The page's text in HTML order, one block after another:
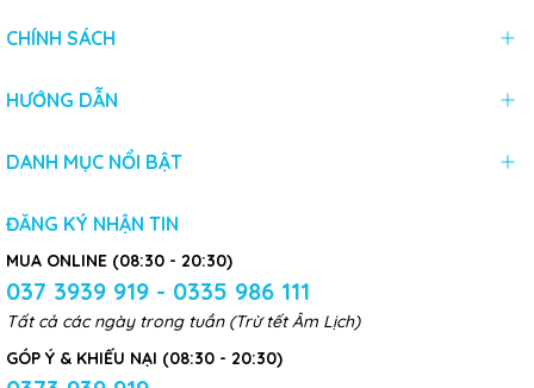
CHÍNH SÁCH
HƯỚNG DẪN
DANH MỤC NỔI BẬT
ĐĂNG KÝ NHẬN TIN
MUA ONLINE (08:30 - 20:30)
037 3939 919 - 0335 986 111
Tất cả các ngày trong tuần (Trừ tết Âm Lịch)
GÓP Ý & KHIẾU NẠI (08:30 - 20:30)